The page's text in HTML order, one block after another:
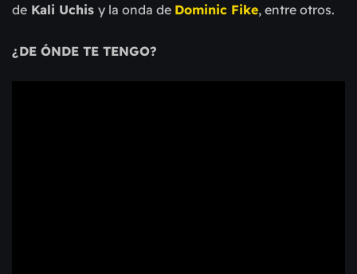
de Kali Uchis y la onda de Dominic Fike, entre otros.
¿DE ÓNDE TE TENGO?